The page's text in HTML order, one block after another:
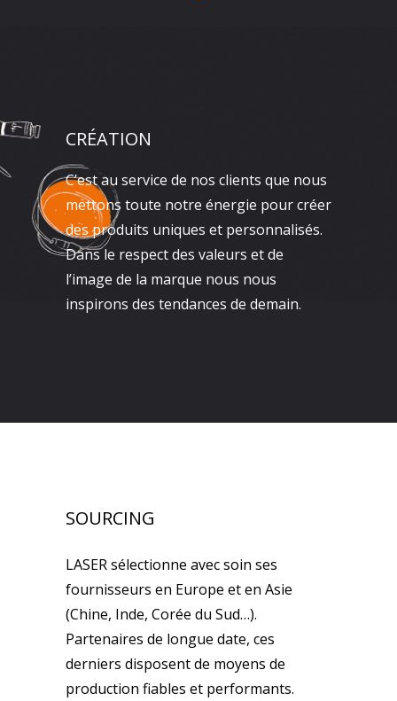
CRÉATION
C’est au service de nos clients que nous
mettons toute notre énergie pour créer
des produits uniques et personnalisés.
Dans le respect des valeurs et de
l’image de la marque nous nous
inspirons des tendances de demain.
SOURCING
LASER sélectionne avec soin ses
fournisseurs en Europe et en Asie
(Chine, Inde, Corée du Sud…).
Partenaires de longue date, ces
derniers disposent de moyens de
production fiables et performants.